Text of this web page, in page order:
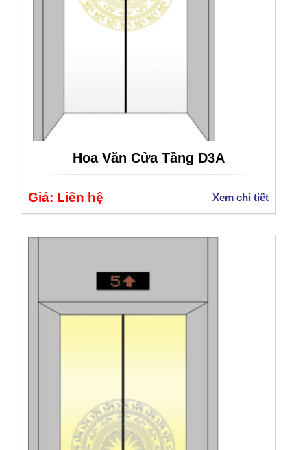
Hoa Văn Cửa Tầng D3A
Giá: Liên hệ Xem chi tiết